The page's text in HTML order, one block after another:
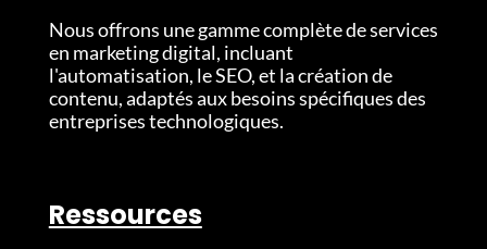
Nousoffrons une gamme complète de services
en marketing digital, incluant
l'automatisation, le SEO, et la création de
contenu, adaptés aux besoins spécifiques des
entreprises technologiques.
Ressources